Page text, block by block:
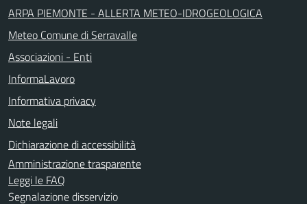
ARPA PIEMONTE - ALLERTA METEO-IDROGEOLOGICA
Meteo Comune di Serravalle
Associazioni - Enti
InformaLavoro
Informativa privacy
Note legali
Dichiarazione di accessibilità
Amministrazione trasparente
Leggi le FAQ
Segnalazione disservizio